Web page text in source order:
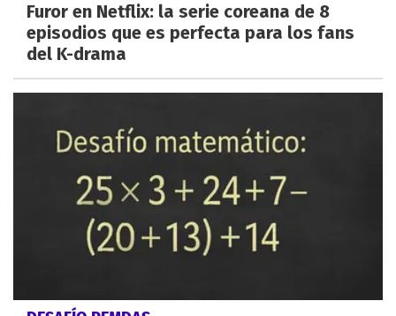
Furor en Netflix: la serie coreana de 8
episodios que es perfecta para los fans
del K-drama